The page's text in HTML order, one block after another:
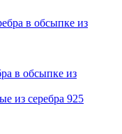
в обсыпке из